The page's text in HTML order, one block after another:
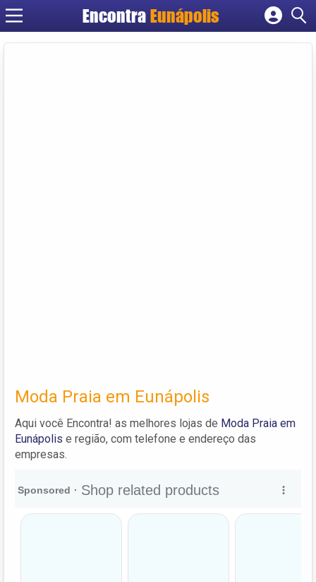
EncontraEunápolis
Cadastrar empresa
Moda Praia em Eunápolis
Aqui você Encontra! as melhores lojas de Moda Praia em
Eunápolis e região, com telefone e endereço das
empresas.